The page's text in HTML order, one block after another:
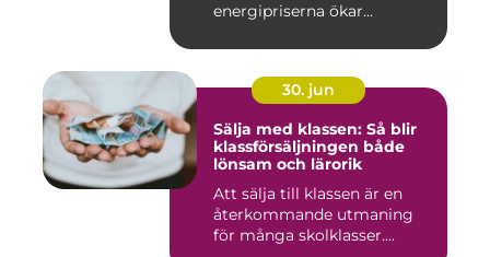
energipriserna ökar...
30. jun
Sälja med klassen: Så blir
klassförsäljningen både
lönsam och lärorik
Att sälja till klassen är en
återkommande utmaning
för många skolklasser....